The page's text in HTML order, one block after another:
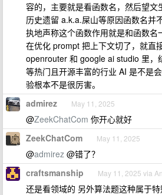
容的，主要就是看函数名，然后望文
历史遗留 a.k.a.屎山等原因函数名并
执地声称这个函数作用就是和函数
在优化 prompt 把上下文切了，就直
openrouter 和 google ai studio 里，
等热门且开源丰富的行业 AI 是不是
验根本不是很厉害。
admirez May 11, 2025
@ZeekChatCom 你开心就好
ZeekChatCom May 11, 2025
@admirez @错了？
craftsmanship May 11, 2025 via
还是看领域的 另外算法题这种属于